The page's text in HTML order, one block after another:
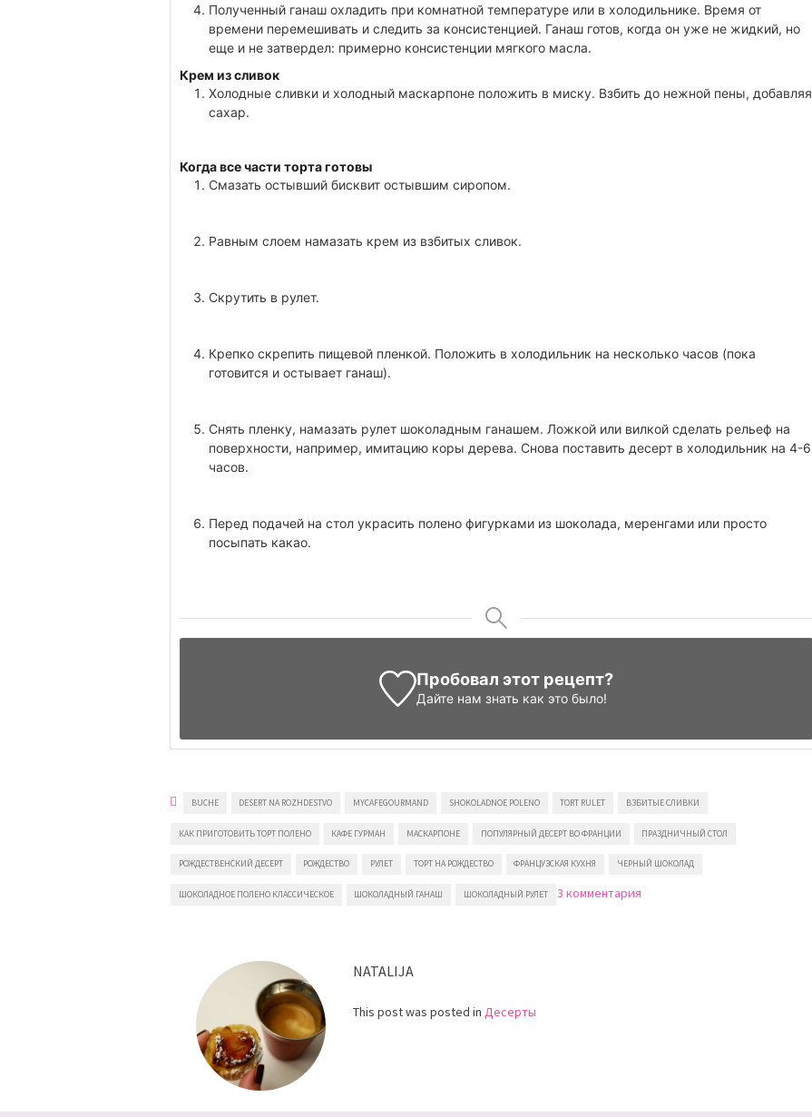
Полученный ганаш охладить при комнатной температуре или в холодильнике. Время от
времени перемешивать и следить за консистенцией. Ганаш готов, когда он уже не жидкий, но
еще и не затвердел: примерно консистенции мягкого масла.
Крем из сливок
Холодные сливки и холодный маскарпоне положить в миску. Взбить до нежной пены, добавляя
сахар.
Когда все части торта готовы
Смазать остывший бисквит остывшим сиропом.
Равным слоем намазать крем из взбитых сливок.
Скрутить в рулет.
Крепко скрепить пищевой пленкой. Положить в холодильник на несколько часов (пока
готовится и остывает ганаш).
Снять пленку, намазать рулет шоколадным ганашем. Ложкой или вилкой сделать рельеф на
поверхности, например, имитацию коры дерева. Снова поставить десерт в холодильник на 4-6
часов.
Перед подачей на стол украсить полено фигурками из шоколада, меренгами или просто
посыпать какао.
Пробовал этот рецепт?
Дайте нам знать как это было!
BUCHE DESERT NA ROZHDESTVO MYCAFEGOURMAND SHOKOLADNOE POLENO TORT RULET ВЗБИТЫЕ СЛИВКИ
КАК ПРИГОТОВИТЬ ТОРТ ПОЛЕНО КАФЕ ГУРМАН МАСКАРПОНЕ ПОПУЛЯРНЫЙ ДЕСЕРТ ВО ФРАНЦИИ ПРАЗДНИЧНЫЙ СТОЛ
РОЖДЕСТВЕНСКИЙ ДЕСЕРТ РОЖДЕСТВО РУЛЕТ ТОРТ НА РОЖДЕСТВО ФРАНЦУЗСКАЯ КУХНЯ ЧЕРНЫЙ ШОКОЛАД
ШОКОЛАДНОЕ ПОЛЕНО КЛАССИЧЕСКОЕ ШОКОЛАДНЫЙ ГАНАШ ШОКОЛАДНЫЙ РУЛЕТ 3 комментарияк
NATALIJA
This post was posted in Десерты